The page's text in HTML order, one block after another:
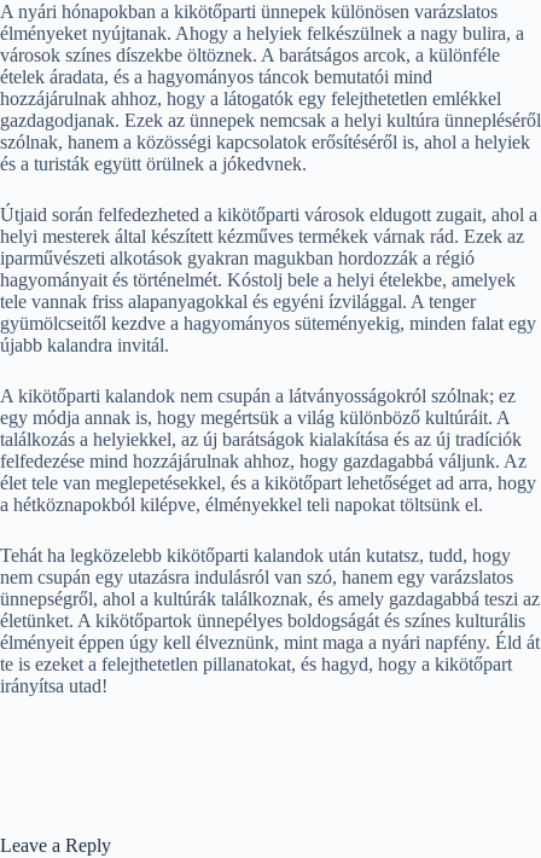
A nyári hónapokban a kikötőparti ünnepek különösen varázslatos
élményeket nyújtanak. Ahogy a helyiek felkészülnek a nagy bulira, a
városok színes díszekbe öltöznek. A barátságos arcok, a különféle
ételek áradata, és a hagyományos táncok bemutatói mind
hozzájárulnak ahhoz, hogy a látogatók egy felejthetetlen emlékkel
gazdagodjanak. Ezek az ünnepek nemcsak a helyi kultúra ünnepléséről
szólnak, hanem a közösségi kapcsolatok erősítéséről is, ahol a helyiek
és a turisták együtt örülnek a jókedvnek.
Útjaid során felfedezheted a kikötőparti városok eldugott zugait, ahol a
helyi mesterek által készített kézműves termékek várnak rád. Ezek az
iparművészeti alkotások gyakran magukban hordozzák a régió
hagyományait és történelmét. Kóstolj bele a helyi ételekbe, amelyek
tele vannak friss alapanyagokkal és egyéni ízvilággal. A tenger
gyümölcseitől kezdve a hagyományos süteményekig, minden falat egy
újabb kalandra invitál.
A kikötőparti kalandok nem csupán a látványosságokról szólnak; ez
egy módja annak is, hogy megértsük a világ különböző kultúráit. A
találkozás a helyiekkel, az új barátságok kialakítása és az új tradíciók
felfedezése mind hozzájárulnak ahhoz, hogy gazdagabbá váljunk. Az
élet tele van meglepetésekkel, és a kikötőpart lehetőséget ad arra, hogy
a hétköznapokból kilépve, élményekkel teli napokat töltsünk el.
Tehát ha legközelebb kikötőparti kalandok után kutatsz, tudd, hogy
nem csupán egy utazásra indulásról van szó, hanem egy varázslatos
ünnepségről, ahol a kultúrák találkoznak, és amely gazdagabbá teszi az
életünket. A kikötőpartok ünnepélyes boldogságát és színes kulturális
élményeit éppen úgy kell élveznünk, mint maga a nyári napfény. Éld át
te is ezeket a felejthetetlen pillanatokat, és hagyd, hogy a kikötőpart
irányítsa utad!
Leave a Reply